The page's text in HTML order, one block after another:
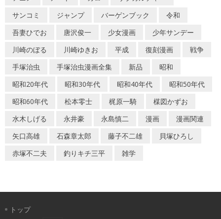
サンコミ
ジャンプ バーゲンブック
令和
吾妻ひでお
唐沢俊一 少女漫画
少年サンデー
川崎のぼる
川崎ゆきお 平成 復刻漫画
戦争
手塚治虫
手塚治虫漫画全集 新品
昭和
昭和20年代
昭和30年代 昭和40年代
昭和50年代
昭和60年代
松本零士 梶原一騎
楳図かずお
水木しげる
永井豪 永島慎二 漫画
漫画関連
矢口高雄
石森章太郎 藤子不二雄
貝塚ひろし
赤塚不二夫
釣りキチ三平 雑学
トップ